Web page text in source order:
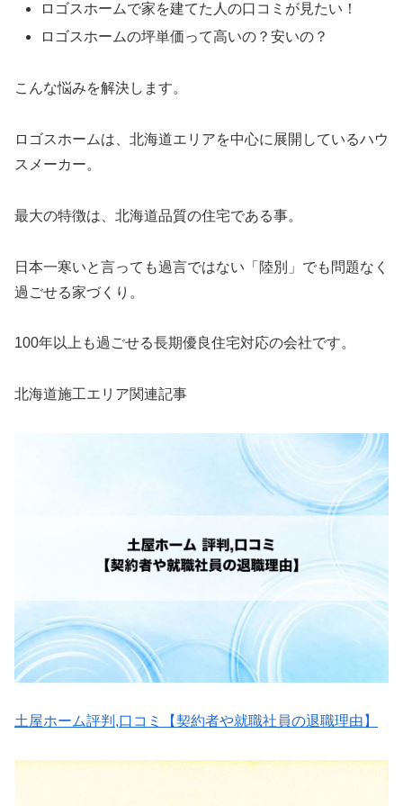
ロゴスホームで家を建てた人の口コミが見たい！
ロゴスホームの坪単価って高いの？安いの？
こんな悩みを解決します。
ロゴスホームは、北海道エリアを中心に展開しているハウ
スメーカー。
最大の特徴は、北海道品質の住宅である事。
日本一寒いと言っても過言ではない「陸別」でも問題なく
過ごせる家づくり。
100年以上も過ごせる長期優良住宅対応の会社です。
北海道施工エリア関連記事
土屋ホーム評判,口コミ【契約者や就職社員の退職理由】